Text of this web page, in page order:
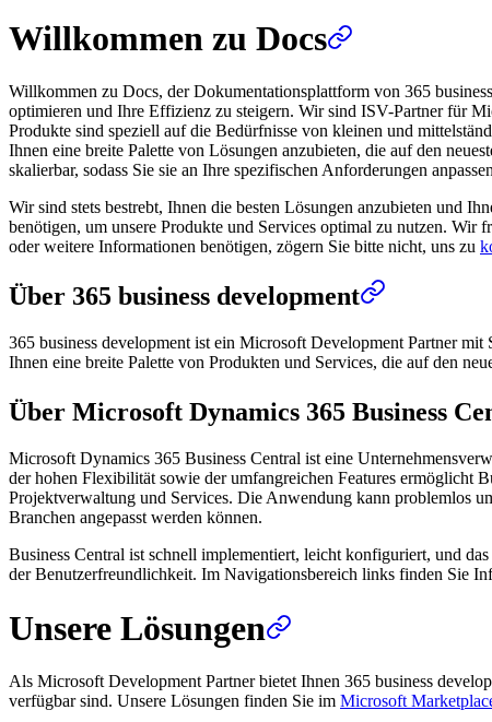
Willkommen zu Docs
Willkommen zu Docs, der Dokumentationsplattform von 365
optimieren und Ihre Effizienz zu steigern. Wir sind ISV-Partner für
Produkte sind speziell auf die Bedürfnisse von kleinen und
Ihnen eine breite Palette von Lösungen anzubieten, die auf den
skalierbar, sodass Sie sie an Ihre spezifischen Anforderungen
Wir sind stets bestrebt, Ihnen die besten Lösungen anzubieten und
benötigen, um unsere Produkte und Services optimal zu nutzen. Wir
oder weitere Informationen benötigen, zögern Sie bitte nicht, uns zu
Über 365 business development
365 business development ist ein Microsoft Development Partner
Ihnen eine breite Palette von Produkten und Services, die auf den
Über Microsoft Dynamics 365 Business
Microsoft Dynamics 365 Business Central ist eine
der hohen Flexibilität sowie der umfangreichen Features ermöglicht
Projektverwaltung und Services. Die Anwendung kann problemlos
Branchen angepasst werden können.
Business Central ist schnell implementiert, leicht konfiguriert, und
der Benutzerfreundlichkeit. Im Navigationsbereich links finden Sie
Unsere Lösungen
Als Microsoft Development Partner bietet Ihnen 365 business
verfügbar sind. Unsere Lösungen finden Sie im Microsoft